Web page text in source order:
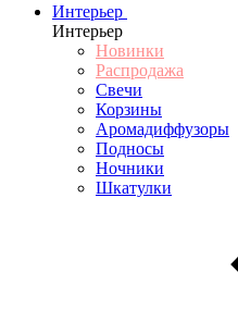
Интерьер
Интерьер
Новинки
Распродажа
Свечи
Корзины
Аромадиффузоры
Подносы
Ночники
Шкатулки